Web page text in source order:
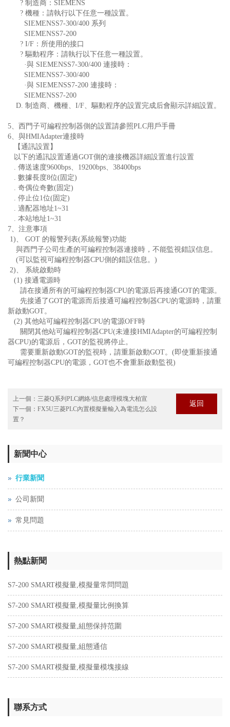
? 制造商：SIEMENS
? 機種：請執行以下任意一種設置。
SIEMENSS7-300/400 系列
SIEMENSS7-200
? I/F：所使用的接口
? 驅動程序：請執行以下任意一種設置。
·與 SIEMENSS7-300/400 連接時：
SIEMENSS7-300/400
·與 SIEMENSS7-200 連接時：
SIEMENSS7-200
D. 制造商、機種、I/F、驅動程序的設置完成后會顯示詳細設置。
5、西門子可編程控制器側的設置請參照PLC用戶手冊
6、與HMIAdapter連接時
【通訊設置】
以下的通訊設置通過GOT側的連接機器詳細設置進行設置
. 傳送速度9600bps、19200bps、38400bps
. 數據長度8位(固定)
. 奇偶位奇數(固定)
. 停止位1位(固定)
. 適配器地址1~31
. 本站地址1~31
7、注意事項
1)、 GOT 的報警列表(系統報警)功能
與西門子公司生產的可編程控制器連接時，不能監視錯誤信息。
(可以監視可編程控制器CPU側的錯誤信息。)
2)、 系統啟動時
(1) 接通電源時
請在接通所有的可編程控制器CPU的電源后再接通GOT的電源。
先接通了GOT的電源而后接通可編程控制器CPU的電源時，請重
新啟動GOT。
(2) 其他站可編程控制器CPU的電源OFF時
關閉其他站可編程控制器CPU(未連接HMIAdapter的可編程控制
器CPU)的電源后，GOT的監視將停止。
需要重新啟動GOT的監視時，請重新啟動GOT。(即使重新接通
可編程控制器CPU的電源，GOT也不會重新啟動監視)
上一個： 三菱Q系列PLC網絡/信息處理模塊大柏宣
下一個： FX5U三菱PLC內置模擬量輸入為電流怎么設
置？
返回
新聞中心
行業新聞
公司新聞
常見問題
熱點新聞
S7-200 SMART模擬量,模擬量常問問題
S7-200 SMART模擬量,模擬量比例換算
S7-200 SMART模擬量,組態保持范圍
S7-200 SMART模擬量,組態通信
S7-200 SMART模擬量,模擬量模塊接線
聯系方式